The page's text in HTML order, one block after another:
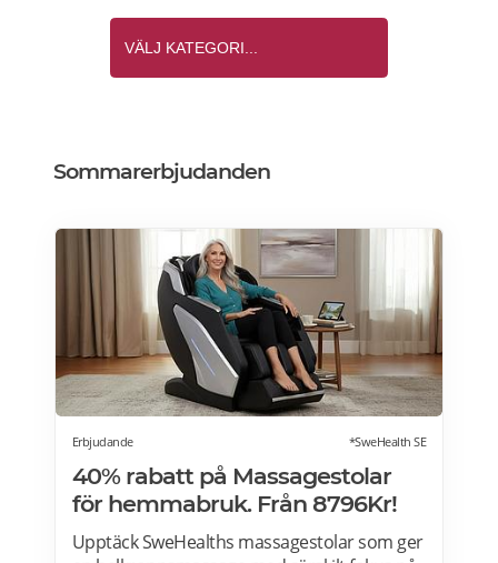
Sommarerbjudanden
Erbjudande *SweHealth SE
40% rabatt på Massagestolar
för hemmabruk. Från 8796Kr!
Upptäck SweHealths massagestolar som ger